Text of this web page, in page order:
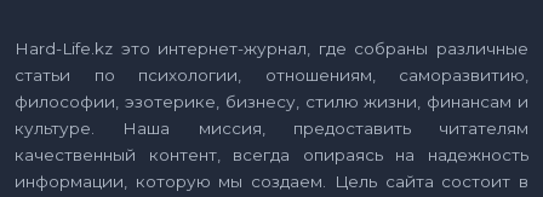
Hard-Life.kz это интернет-журнал, где собраны различные
статьи по психологии, отношениям, саморазвитию,
философии, эзотерике, бизнесу, стилю жизни, финансам и
культуре. Наша миссия, предоставить читателям
качественный контент, всегда опираясь на надежность
информации, которую мы создаем. Цель сайта состоит в